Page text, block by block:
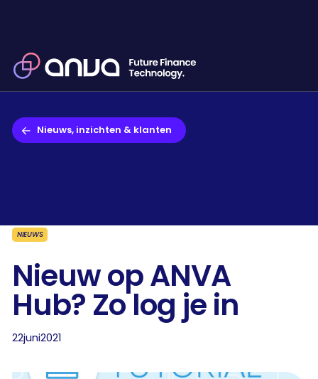
Nieuws, inzichten & klanten
NIEUWS
Nieuw op ANVA
Hub? Zo log je in
22juni2021